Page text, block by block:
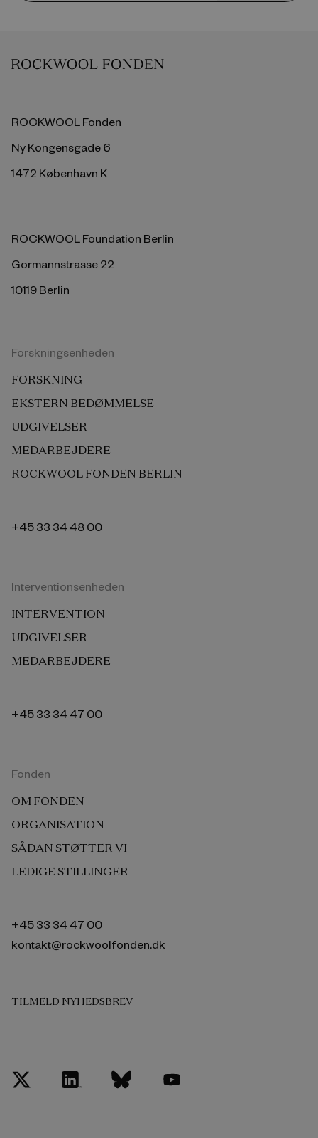
ROCKWOOL Fonden
Ny Kongensgade 6
1472 København K
ROCKWOOL Foundation Berlin
Gormannstrasse 22
10119 Berlin
Forskningsenheden
FORSKNING
EKSTERN BEDØMMELSE
UDGIVELSER
MEDARBEJDERE
ROCKWOOL FONDEN BERLIN
+45 33 34 48 00
Interventionsenheden
INTERVENTION
UDGIVELSER
MEDARBEJDERE
+45 33 34 47 00
Fonden
OM FONDEN
ORGANISATION
SÅDAN STØTTER VI
LEDIGE STILLINGER
+45 33 34 47 00
kontakt@rockwoolfonden.dk
TILMELD NYHEDSBREV